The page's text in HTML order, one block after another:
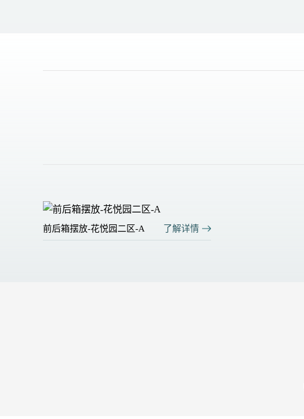
前后箱摆放-花悦园二区-A 了解详情